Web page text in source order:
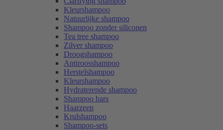
Kleurshampoo
Natuurlijke shampoo
Shampoo zonder siliconen
Tea tree shampoo
Zilver shampoo
Droogshampoo
Antiroosshampoo
Herstelshampoo
Kleurshampoo
Hydraterende shampoo
Shampoo bars
Haarzeep
Krulshampoo
Shampoo-sets